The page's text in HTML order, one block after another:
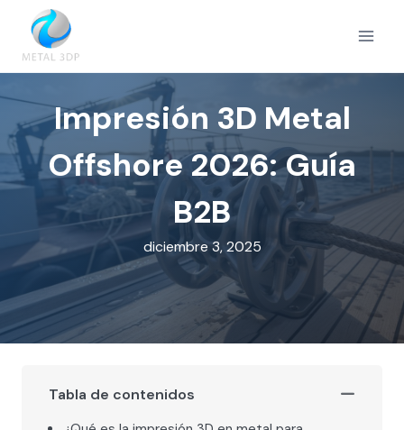
contenido
Impresión 3D Metal
Offshore 2026: Guía
B2B
diciembre 3, 2025
Tabla de contenidos